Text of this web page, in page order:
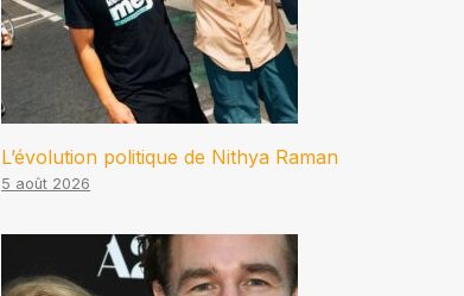
L’évolution politique de Nithya Raman
5 août 2026